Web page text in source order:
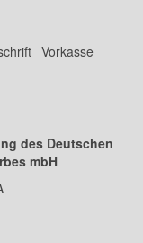
Vorkasse
des Deutschen
mbH